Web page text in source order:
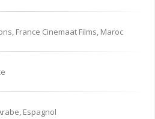
France Cinemaat Films, Maroc
Espagnol